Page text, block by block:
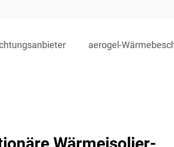
aerogel-